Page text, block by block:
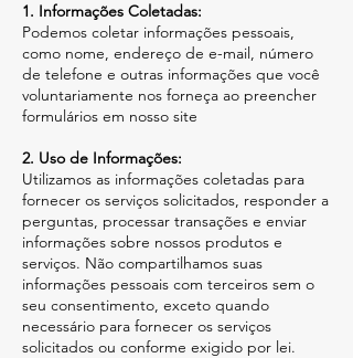
1. Informações Coletadas:
Podemos coletar informações pessoais,
como nome, endereço de e-mail, número
de telefone e outras informações que você
voluntariamente nos forneça ao preencher
formulários em nosso site
2. Uso de Informações:
Utilizamos as informações coletadas para
fornecer os serviços solicitados, responder a
perguntas, processar transações e enviar
informações sobre nossos produtos e
serviços. Não compartilhamos suas
informações pessoais com terceiros sem o
seu consentimento, exceto quando
necessário para fornecer os serviços
solicitados ou conforme exigido por lei.